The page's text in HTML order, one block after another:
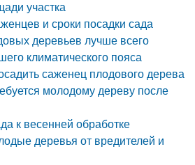
участка
и сроки посадки сада
деревьев лучше всего
климатического пояса
саженец плодового дерева
молодому дереву после
к весенней обработке
деревья от вредителей и